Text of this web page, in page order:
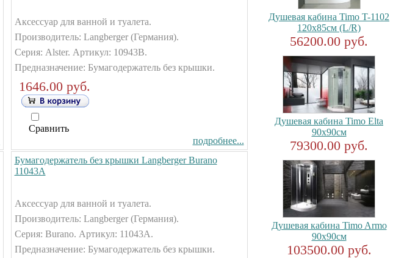
Аксессуар для ванной и туалета.
Производитель: Langberger (Германия).
Серия: Alster. Артикул: 10943В.
Предназначение: Бумагодержатель без крышки.
1646.00 руб.
Сравнить
подробнее...
Бумагодержатель без крышки Langberger Burano
11043А
Аксессуар для ванной и туалета.
Производитель: Langberger (Германия).
Серия: Burano. Артикул: 11043А.
Предназначение: Бумагодержатель без крышки.
Душевая кабина Timo T-1102
120x85см (L/R)
56200.00 руб.
Душевая кабина Timo Elta
90x90см
79300.00 руб.
Душевая кабина Timo Armo
90x90см
103500.00 руб.